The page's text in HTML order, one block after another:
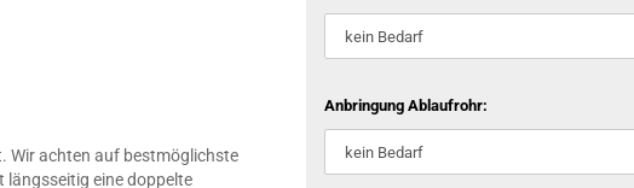
Anbringung Ablaufrohr:
Wir achten auf bestmöglichste
eine doppelte